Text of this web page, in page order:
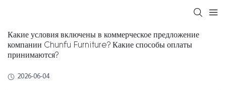
Какие условия включены в коммерческое предложение
компании Chunfu Furniture? Какие способы оплаты
принимаются?
2026-06-04